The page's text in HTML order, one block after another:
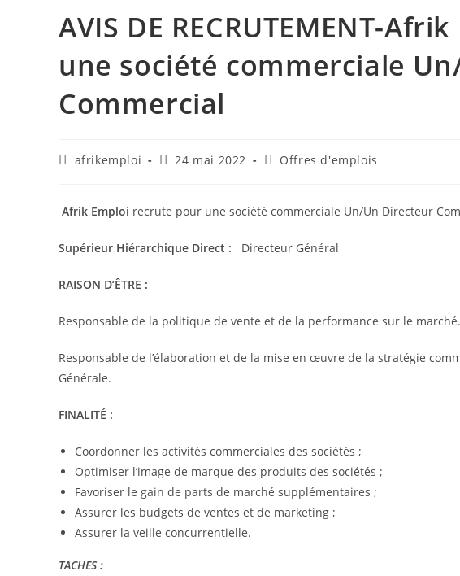
AVIS DE RECRUTEMENT-
une société commerciale
Commercial
afrikemploi 24 mai 2022 Offres d'emplois
Afrik Emploi recrute pour une société commerciale Un/Un Directeur
Supérieur Hiérarchique Direct : Directeur Général
RAISON D’ÊTRE :
Responsable de la politique de vente et de la performance sur le marché.
Responsable de l’élaboration et de la mise en œuvre de la stratégie
Générale.
FINALITÉ :
Coordonner les activités commerciales des sociétés ;
Optimiser l’image de marque des produits des sociétés ;
Favoriser le gain de parts de marché supplémentaires ;
Assurer les budgets de ventes et de marketing ;
Assurer la veille concurrentielle.
TACHES :